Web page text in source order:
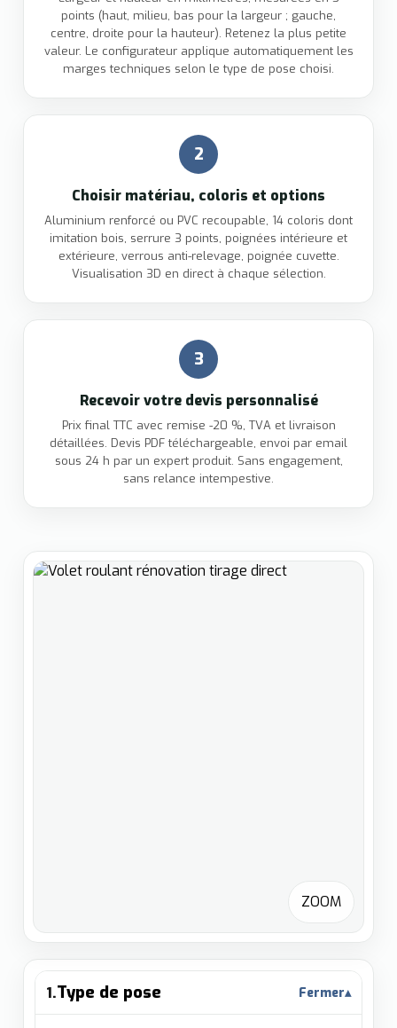
points (haut, milieu, bas pour la largeur ; gauche,
centre, droite pour la hauteur). Retenez la plus petite
valeur. Le configurateur applique automatiquement les
marges techniques selon le type de pose choisi.
2
Choisir matériau, coloris et options
Aluminium renforcé ou PVC recoupable, 14 coloris dont
imitation bois, serrure 3 points, poignées intérieure et
extérieure, verrous anti-relevage, poignée cuvette.
Visualisation 3D en direct à chaque sélection.
3
Recevoir votre devis personnalisé
Prix final TTC avec remise -20 %, TVA et livraison
détaillées. Devis PDF téléchargeable, envoi par email
sous 24 h par un expert produit. Sans engagement,
sans relance intempestive.
ZOOM
1.Type de pose Fermer▴